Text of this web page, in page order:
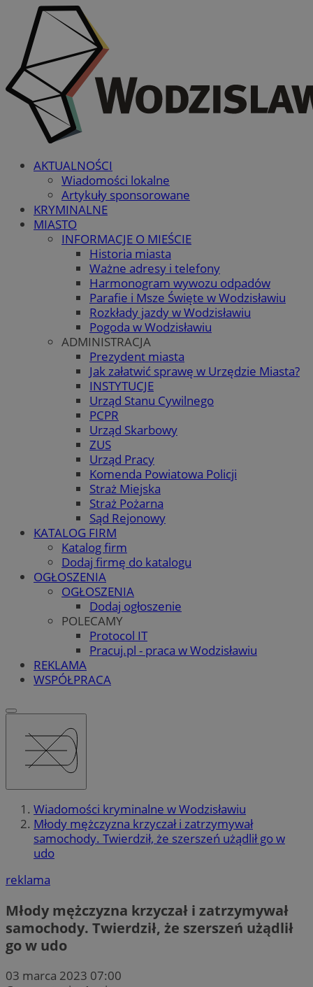
AKTUALNOŚCI
Wiadomości lokalne
Artykuły sponsorowane
KRYMINALNE
MIASTO
INFORMACJE O MIEŚCIE
Historia miasta
Ważne adresy i telefony
Harmonogram wywozu odpadów
Parafie i Msze Święte w Wodzisławiu
Rozkłady jazdy w Wodzisławiu
Pogoda w Wodzisławiu
ADMINISTRACJA
Prezydent miasta
Jak załatwić sprawę w Urzędzie Miasta?
INSTYTUCJE
Urząd Stanu Cywilnego
PCPR
Urząd Skarbowy
ZUS
Urząd Pracy
Komenda Powiatowa Policji
Straż Miejska
Straż Pożarna
Sąd Rejonowy
KATALOG FIRM
Katalog firm
Dodaj firmę do katalogu
OGŁOSZENIA
OGŁOSZENIA
Dodaj ogłoszenie
POLECAMY
Protocol IT
Pracuj.pl - praca w Wodzisławiu
REKLAMA
WSPÓŁPRACA
Wiadomości kryminalne w Wodzisławiu
Młody mężczyzna krzyczał i zatrzymywał
samochody. Twierdził, że szerszeń użądlił go w
udo
reklama
Młody mężczyzna krzyczał i zatrzymywał
samochody. Twierdził, że szerszeń użądlił
go w udo
03 marca 2023 07:00